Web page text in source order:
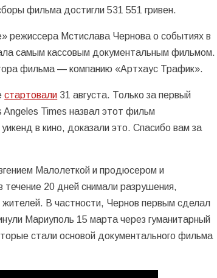
фильма достигли 531 551 гривен.
режиссера Мстислава Чернова о событиях в
самым кассовым документальным фильмом.
фильма — компанию «Артхаус Трафик».
стартовали 31 августа. Только за первый
Angeles Times назвал этот фильм
в кино, доказали это. Спасибо вам за
Малолеткой и продюсером и
течение 20 дней снимали разрушения,
В частности, Чернов первым сделал
Мариуполь 15 марта через гуманитарный
стали основой документального фильма